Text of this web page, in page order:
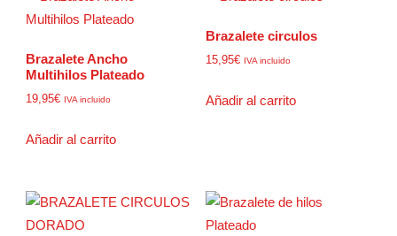
Brazalete Ancho
Multihilos Plateado
19,95€ IVA incluido
Añadir al carrito
Brazalete circulos
15,95€ IVA incluido
Añadir al carrito